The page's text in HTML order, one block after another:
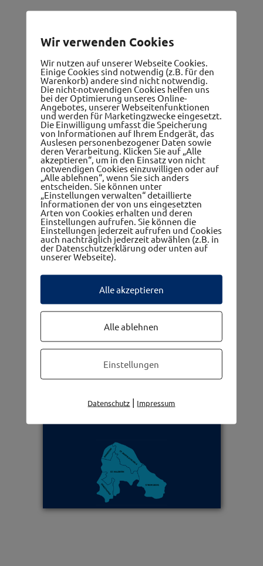
Gutscheine
Ärzte, Apotheken, Therapeuten
Frauennetzwerk
Wir verwenden Cookies
Wir nutzen auf unserer Webseite Cookies.
Einige Cookies sind notwendig (z.B. für den
Warenkorb) andere sind nicht notwendig.
Die nicht-notwendigen Cookies helfen uns
bei der Optimierung unseres Online-
Angebotes, unserer Webseitenfunktionen
und werden für Marketingzwecke eingesetzt.
Die Einwilligung umfasst die Speicherung
von Informationen auf Ihrem Endgerät, das
Auslesen personenbezogener Daten sowie
deren Verarbeitung. Klicken Sie auf „Alle
akzeptieren“, um in den Einsatz von nicht
notwendigen Cookies einzuwilligen oder auf
„Alle ablehnen“, wenn Sie sich anders
entscheiden. Sie können unter
„Einstellungen verwalten“ detaillierte
Informationen der von uns eingesetzten
Arten von Cookies erhalten und deren
Einstellungen aufrufen. Sie können die
Einstellungen jederzeit aufrufen und Cookies
auch nachträglich jederzeit abwählen (z.B. in
der Datenschutzerklärung oder unten auf
unserer Webseite).
Alle akzeptieren
Alle ablehnen
Einstellungen
Datenschutz | Impressum